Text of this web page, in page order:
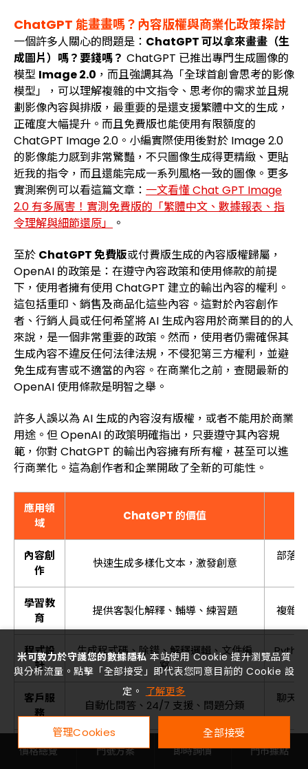
ChatGPT 能畫畫嗎？內容版權與商業化政策探討
一個許多人關心的問題是： ChatGPT 可以拿來畫畫（生
成圖片）嗎？要錢嗎？ ChatGPT 已推出專門生成圖像的
模型 Image 2.0 ，而且強調其為「全球首創會思考的影像
模型」，可以理解複雜的中文指令、思考你的需求並且規
劃影像內容與排版，最重要的是還支援繁體中文的生成，
正確度大幅提升。而且免費版也能使用有限額度的
ChatGPT Image 2.0。小編實際使用後對於 Image 2.0
的影像能力感到非常驚豔，不只圖像生成得更精緻、更貼
近我的指令，而且還能完成一系列風格一致的圖像。更多
實測案例可以看這篇文章： 一文看懂 Chat GPT Image
2.0 有多厲害！實測免費版的「繁體中文、數據報表、指
令理解與細節還原」
。
至於 ChatGPT 免費版或付費版生成的內容版權歸屬，
OpenAI 的政策是：在遵守內容政策和使用條款的前提
下，使用者擁有使用 ChatGPT 建立的輸出內容的權利。
這包括重印、銷售及商品化這些內容。這對於內容創作
者、行銷人員或任何希望將 AI 生成內容用於商業目的的人
來說，是一個非常重要的政策。然而，使用者仍需確保其
生成內容不違反任何法律法規，不侵犯第三方權利，並避
免生成有害或不適當的內容。在商業化之前，查閱最新的
OpenAI 使用條款是明智之舉。
許多人誤以為 AI 生成的內容沒有版權，或者不能用於商業
用途。但 OpenAI 的政策明確指出，只要遵守其內容規
範，你對 ChatGPT 的輸出內容擁有所有權，甚至可以進
行商業化。這為創作者和企業開啟了全新的可能性。
應用領
域
ChatGPT 的價值
內容創
作
快速生成多樣化文本，激發創意
部落
學習教
育
提供客製化解釋、輔導、練習題 複雜
程式設
計
生成程式碼、除錯、解釋邏輯、文件編
寫
客戶服
務
自動化問答、24/7 支援、問題分類
聊天
市場行
銷
市場分析、廣告文案、產品描述、報告
競品
價格總覽 門號方案 即時詢價 門市據點
米可致力於守護您的數據隱私本站使用 Cookie 提升瀏覽品質
與分析流量。點擊「全部接受」即代表您同意目前的 Cookie 設
定。 了解更多
管理Cookies 全部接受